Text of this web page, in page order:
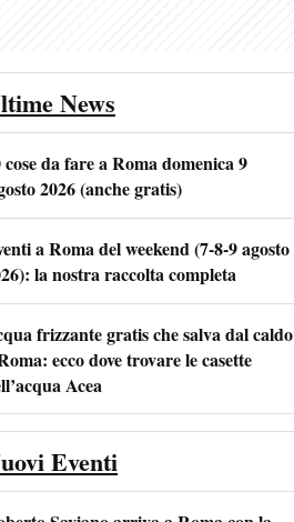
News
cose da fare a Roma domenica 9
2026 (anche gratis)
a Roma del weekend (7-8-9 agosto
la nostra raccolta completa
frizzante gratis che salva dal caldo
ecco dove trovare le casette
Acea
Eventi